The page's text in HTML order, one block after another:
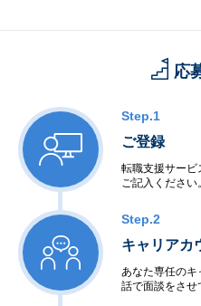
応
Step.1
ご登録
転職支援サービ
ご記入ください。
Step.2
キャリアカ
あなた専任のキ
話で面談をさせ